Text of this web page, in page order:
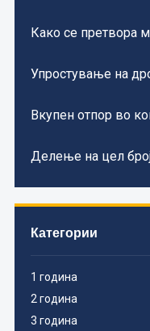
Како се претвора
Упростување на
Вкупен отпор во
Делење на цел
Категории
1 година
2 година
3 година